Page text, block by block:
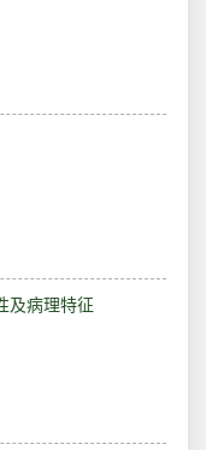
及病理特征